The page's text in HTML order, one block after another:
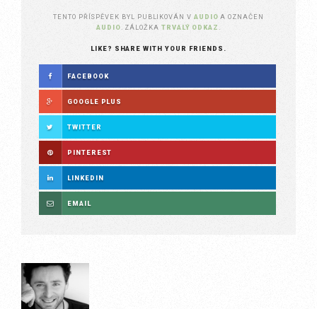
TENTO PŘÍSPĚVEK BYL PUBLIKOVÁN V AUDIO A OZNAČEN
AUDIO . ZÁLOŽKA TRVALÝ ODKAZ
LIKE? SHARE WITH YOUR FRIENDS.
FACEBOOK
GOOGLE PLUS
TWITTER
PINTEREST
LINKEDIN
EMAIL